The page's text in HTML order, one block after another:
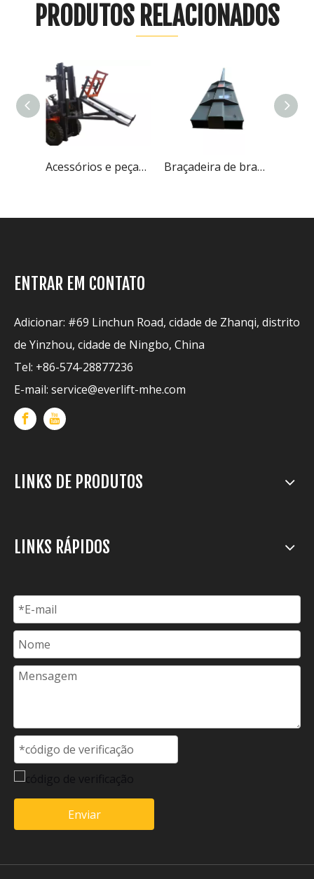
PRODUTOS RELACIONADOS
Braçadeira de braço de barra de acessórios e peças de empilhadeira Manipulador de carga múltipla de acessórios e peças de empilhadeira
ENTRAR EM CONTATO
Adicionar: #69 Linchun Road, cidade de Zhanqi, distrito
de Yinzhou, cidade de Ningbo, China
Tel: +86-574-28877236
E-mail: service@everlift-mhe.com
LINKS DE PRODUTOS
LINKS RÁPIDOS
Enviar